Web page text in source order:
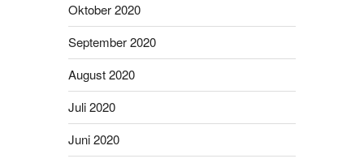
Oktober 2020
September 2020
August 2020
Juli 2020
Juni 2020